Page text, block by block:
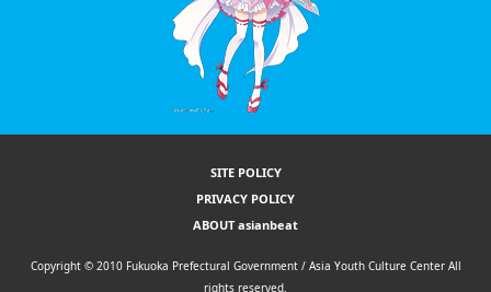
SITE POLICY
PRIVACY POLICY
ABOUT asianbeat
Copyright © 2010 Fukuoka Prefectural Government / Asia Youth Culture Center All
rights reserved.